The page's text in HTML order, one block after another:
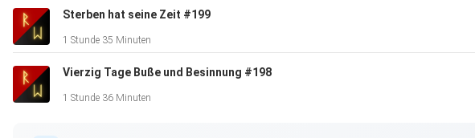
Sterben hat seine Zeit #199
1 Stunde 35 Minuten
Vierzig Tage Buße und Besinnung #198
1 Stunde 36 Minuten